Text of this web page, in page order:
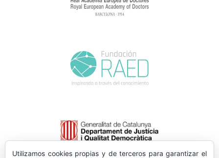
Utilizamos cookies propias y de terceros para garantizar el